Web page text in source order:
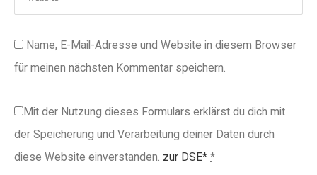
Name, E-Mail-Adresse und Website in diesem Browser
für meinen nächsten Kommentar speichern.
Mit der Nutzung dieses Formulars erklärst du dich mit
der Speicherung und Verarbeitung deiner Daten durch
diese Website einverstanden. zur DSE* *